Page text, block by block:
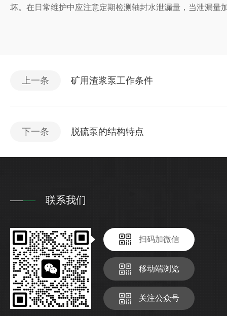
坏。在日常维护中应注意定期检测轴封水泄漏量，当泄漏
上一条 矿用渣浆泵工作条件
下一条 脱硫泵的结构特点
联系我们
扫码加微信
移动端浏览
关注公众号